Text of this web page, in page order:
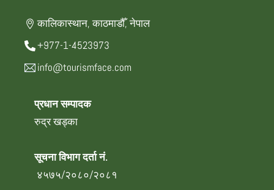
कालिकास्थान, काठमाडौँ, नेपाल
+977-1-4523973
info@tourismface.com
प्रधान सम्पादक
रुद्र खड्का
सूचना विभाग दर्ता नं.
४५७५/२०८०/२०८१